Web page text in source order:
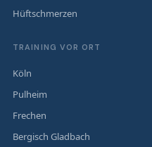
Hüftschmerzen
TRAINING VOR ORT
Köln
Pulheim
Frechen
Bergisch Gladbach